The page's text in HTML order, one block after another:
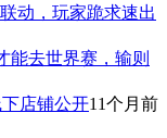
动，玩家跪求速出
能去世界赛，输则
店铺公开11个月前